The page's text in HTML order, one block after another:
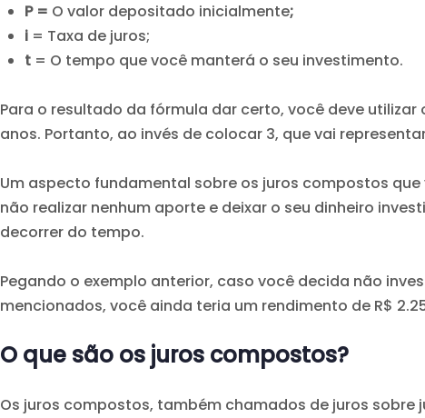
P = O valor depositado inicialmente;
i = Taxa de juros;
t = O tempo que você manterá o seu investimento.
Para o resultado da fórmula dar certo, você deve utilizar
anos. Portanto, ao invés de colocar 3, que vai
Um aspecto fundamental sobre os juros compostos
não realizar nenhum aporte e deixar o seu dinheiro
decorrer do tempo.
Pegando o exemplo anterior, caso você decida não
mencionados, você ainda teria um rendimento de R$
O que são os juros compostos?
Os juros compostos, também chamados de juros